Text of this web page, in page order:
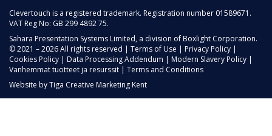
Clevertouch is a registered trademark. Registration number 01589671.
VAT Reg No: GB 299 4892 75.
Sahara Presentation Systems Limited, a division of Boxlight Corporation.
© 2021 – 2026 All rights reserved | Terms of Use Privacy Policy
Cookies Policy
Data Processing Addendum Modern Slavery Policy
Vanhemmat tuotteet ja resurssit
Terms and Conditions
Website byTiga Creative Marketing Kent